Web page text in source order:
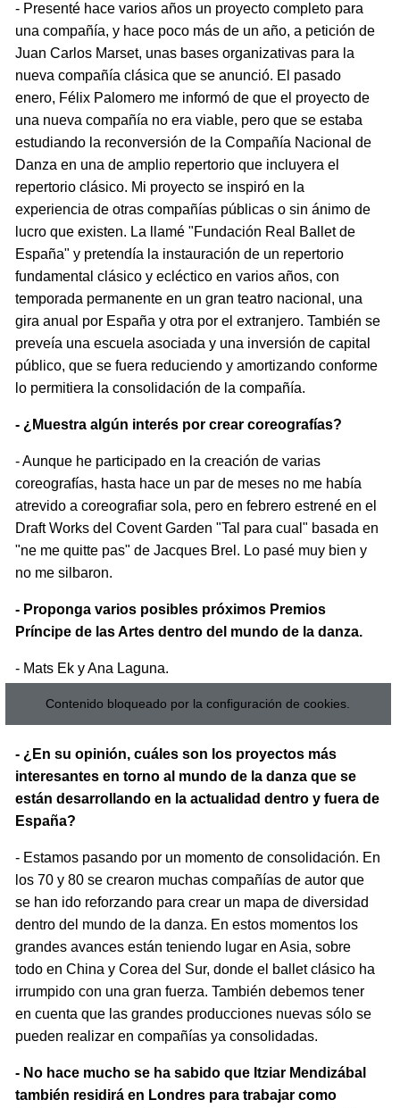
- Presenté hace varios años un proyecto completo para
una compañía, y hace poco más de un año, a petición de
Juan Carlos Marset, unas bases organizativas para la
nueva compañía clásica que se anunció. El pasado
enero, Félix Palomero me informó de que el proyecto de
una nueva compañía no era viable, pero que se estaba
estudiando la reconversión de la Compañía Nacional de
Danza en una de amplio repertorio que incluyera el
repertorio clásico. Mi proyecto se inspiró en la
experiencia de otras compañías públicas o sin ánimo de
lucro que existen. La llamé "Fundación Real Ballet de
España" y pretendía la instauración de un repertorio
fundamental clásico y ecléctico en varios años, con
temporada permanente en un gran teatro nacional, una
gira anual por España y otra por el extranjero. También se
preveía una escuela asociada y una inversión de capital
público, que se fuera reduciendo y amortizando conforme
lo permitiera la consolidación de la compañía.
- ¿Muestra algún interés por crear coreografías?
- Aunque he participado en la creación de varias
coreografías, hasta hace un par de meses no me había
atrevido a coreografiar sola, pero en febrero estrené en el
Draft Works del Covent Garden "Tal para cual" basada en
"ne me quitte pas" de Jacques Brel. Lo pasé muy bien y
no me silbaron.
- Proponga varios posibles próximos Premios
Príncipe de las Artes dentro del mundo de la danza.
- Mats Ek y Ana Laguna.
Contenido bloqueado por la configuración de cookies.
- ¿En su opinión, cuáles son los proyectos más
interesantes en torno al mundo de la danza que se
están desarrollando en la actualidad dentro y fuera de
España?
- Estamos pasando por un momento de consolidación. En
los 70 y 80 se crearon muchas compañías de autor que
se han ido reforzando para crear un mapa de diversidad
dentro del mundo de la danza. En estos momentos los
grandes avances están teniendo lugar en Asia, sobre
todo en China y Corea del Sur, donde el ballet clásico ha
irrumpido con una gran fuerza. También debemos tener
en cuenta que las grandes producciones nuevas sólo se
pueden realizar en compañías ya consolidadas.
- No hace mucho se ha sabido que Itziar Mendizábal
también residirá en Londres para trabajar como